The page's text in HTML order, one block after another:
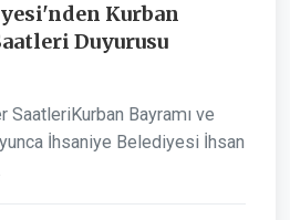
Kurban
Duyurusu
SaatleriKurban Bayramı ve
İhsaniye Belediyesi İhsan